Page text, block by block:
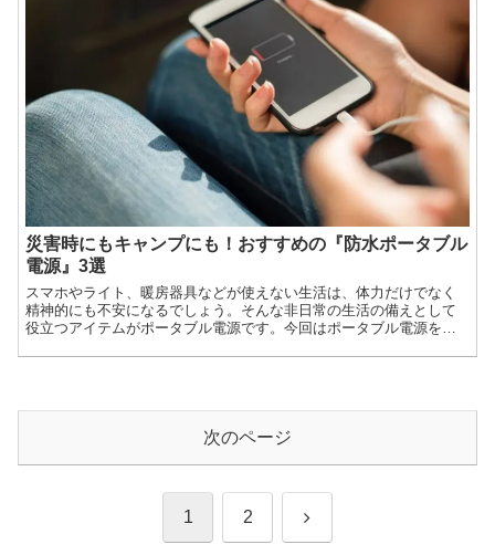
災害時にもキャンプにも！おすすめの『防水ポータブル
電源』3選
スマホやライト、暖房器具などが使えない生活は、体力だけでなく
精神的にも不安になるでしょう。そんな非日常の生活の備えとして
役立つアイテムがポータブル電源です。今回はポータブル電源を選
次のページ
1 2 次